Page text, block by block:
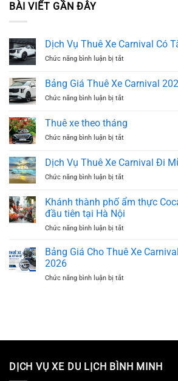
BÀI VIẾT GẦN ĐÂY
Dịch Vụ Thuê Xe Carnival Có
Chức năng bình luận bị tắtở
Vụ
Thuê
Xe
Có
Tài
Xế
Bảng Giá Thuê Xe Carnival
Chức năng bình luận bị tắtở
Thuê
Xe
2025
Thuê xe theo tháng
Chức năng bình luận bị tắtở
xe
theo
tháng
Dịch Vụ Thuê Xe Carnival Đi
Chức năng bình luận bị tắtở
Vụ
Thuê
Xe
Carnival
Mũi
Thiết
Khánh thành phố ẩm thực
đầu tiên tại Hà Nội
Chức năng bình luận bị tắtở
thành
thực
tại
Nội
Bảng Giá Cho Thuê Xe
2026
Chức năng bình luận bị tắtở
Carnival
Xế
DỊCH VỤ XE DU LỊCH BÌNH MINH